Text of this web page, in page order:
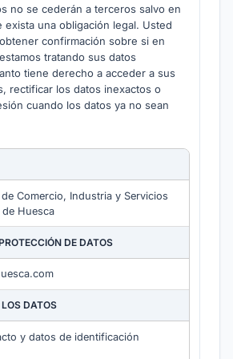
no se cederán a terceros salvo en
exista una obligación legal. Usted
confirmación sobre si en
tratando sus datos
tiene derecho a acceder a sus
rectificar los datos inexactos o
cuando los datos ya no sean
Comercio, Industria y Servicios
Huesca
DE DATOS
DATOS
y datos de identificación